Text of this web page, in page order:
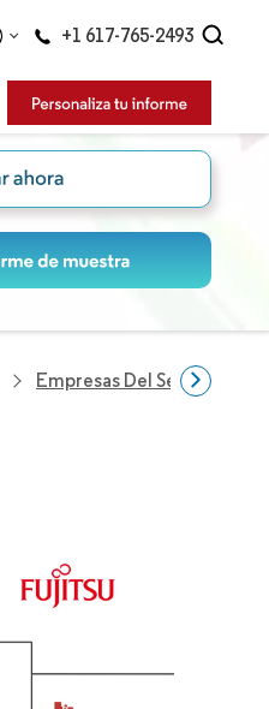
+1 617-765-2493
Empresas Del Sector Relé